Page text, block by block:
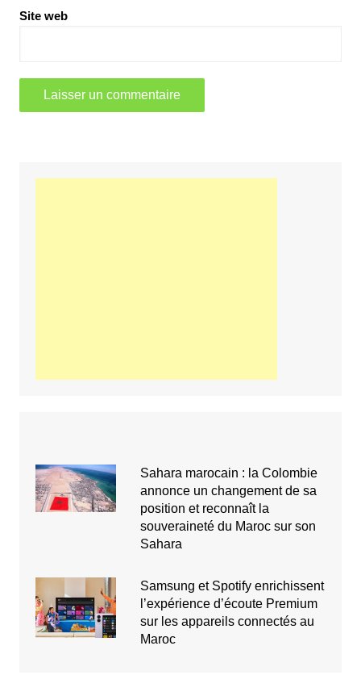
Site web
Sahara marocain : la Colombie
annonce un changement de sa
position et reconnaît la
souveraineté du Maroc sur son
Sahara
Samsung et Spotify enrichissent
l’expérience d’écoute Premium
sur les appareils connectés au
Maroc